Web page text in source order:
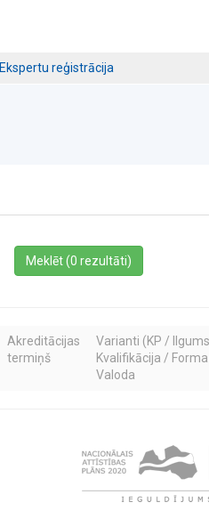
Ekspertu reģistrācija
Meklēt (0 rezultāti)
Akreditācijas
termiņš
Varianti (KP /
Kvalifikācija /
Valoda